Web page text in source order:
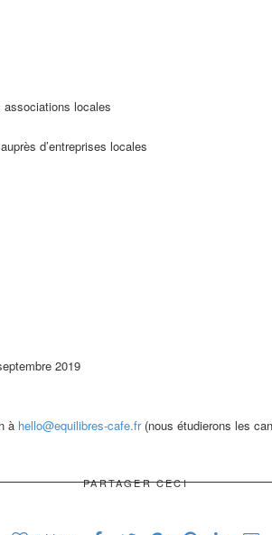
associations locales
d’entreprises locales
2019
à hello@equilibres-cafe.fr(nous étudierons les
PARTAGER CECI